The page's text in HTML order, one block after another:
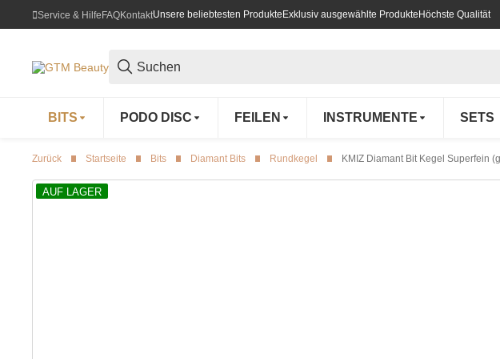
Service & HilfeFAQKontaktUnsere beliebtesten Produkte Exklusiv ausgewählte Produkte Höchste Qualität
BITS PODO DISC FEILEN INSTRUMENTE SETS
Zurück Startseite Bits Diamant Bits Rundkegel KMIZ Diamant Bit Kegel Superfein
AUF LAGER